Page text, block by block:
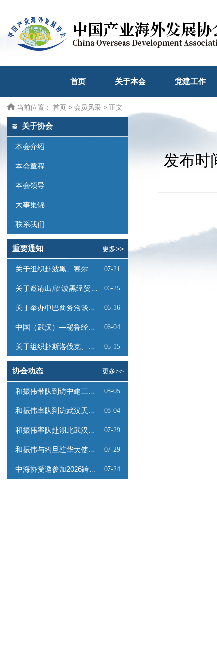
首页 关于本会 党建工作
当前位置： 首页 > 会员风采 > 正文
关于协会
本会介绍
本会章程
本会领导
大事集锦
联系我们
重要通知 更多>>
关于组织赴波黑、塞尔维亚商务考察的函 07-21
关于邀请出席“波黑经贸投资推介会”的函 06-25
关于举办中巴商务洽谈会的通知 06-16
中国（武汉）—秘鲁经贸合作推介会邀请函 06-04
关于组织赴斯洛伐克、奥地利商务考察的函 05-15
协会动态 更多>>
和振伟带队到访中建三局数字工程有限公司 08-05
和振伟率队到访武汉天源集团 08-04
和振伟率队赴湖北武汉调研 07-29
和振伟与约旦驻华大使会谈 07-29
中海协受邀参加2026跨境能源矿产出海专题路演会 07-24
发布时